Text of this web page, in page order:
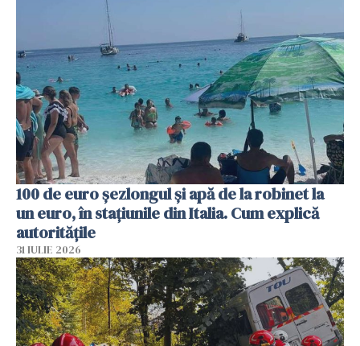
100 de euro șezlongul și apă de la robinet la
un euro, în stațiunile din Italia. Cum explică
autoritățile
31 IULIE 2026